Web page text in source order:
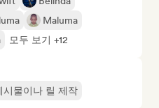
Maluma
모두 보기 +12
시물이나 릴 제작